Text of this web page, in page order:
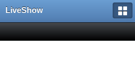
LiveShow